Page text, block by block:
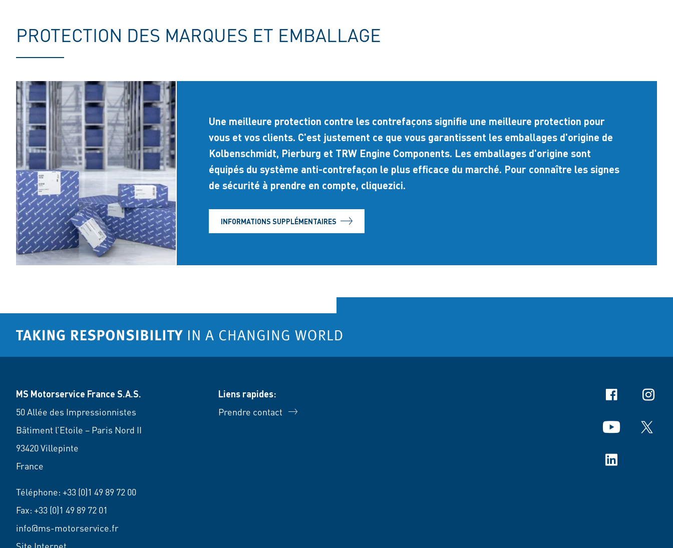
PROTECTION DES MARQUES ET EMBALLAGE
Une meilleure protection contre les contrefaçons signifie une meilleure protection pour
vous et vos clients. C'est justement ce que vous garantissent les emballages d'origine de
Kolbenschmidt, Pierburg et TRW Engine Components. Les emballages d'origine sont
équipés du système anti-contrefaçon le plus efficace du marché. Pour connaître les signes
de sécurité à prendre en compte, cliquezici.
INFORMATIONS SUPPLÉMENTAIRES
MS Motorservice France S.A.S.
50 Allée des Impressionnistes
Bâtiment l’Etoile – Paris Nord II
93420 Villepinte
France
Téléphone: +33 (0)1 49 89 72 00
Fax: +33 (0)1 49 89 72 01
info@ms-motorservice.fr
Liens rapides:
Prendre contact
Facebook
YouTube X
Linkedin